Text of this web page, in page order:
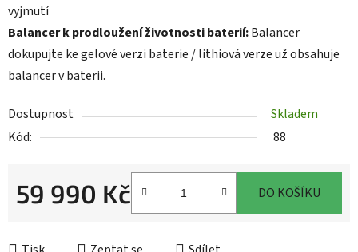
vyjmutí
Balancer k prodloužení životnosti baterií:Balancer
dokupujte ke gelové verzi baterie / lithiová verze už obsahuje
balancer v baterii.
Dostupnost
Skladem
Kód:
88
59 990 Kč DO KOŠÍKU